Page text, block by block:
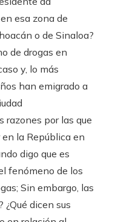
esa zona de
o de Sinaloa?
de drogas en
y, lo más
han emigrado a
razones por las que
la República en
digo que es
fenómeno de los
Sin embargo, las
¿Qué dicen sus